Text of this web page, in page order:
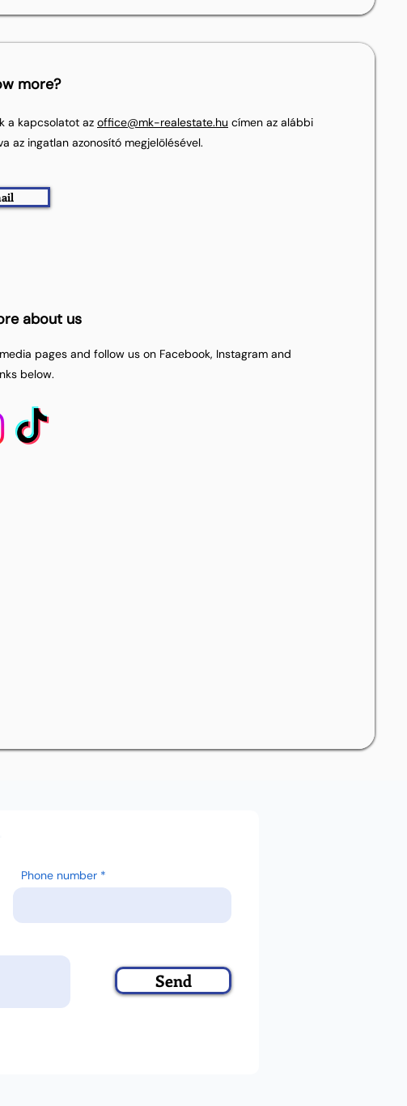
more?
a kapcsolatot az office@mk-realestate.hu címen az alábbi
az ingatlan azonosító megjelölésével.
about us
pages and follow us on Facebook, Instagram and
below.
Phone number
Send